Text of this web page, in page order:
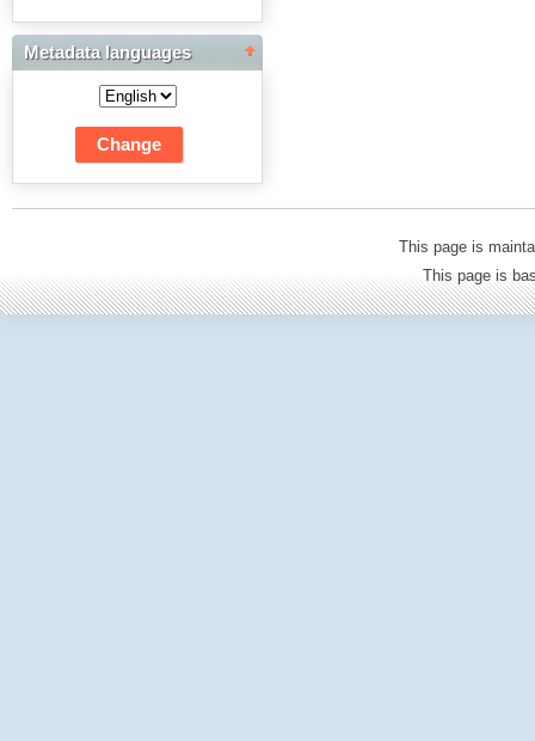
Science Project Scripts
Biuletyn Informacyjny
WSP w Częstochowie
Metadata languages
This page is
This page is